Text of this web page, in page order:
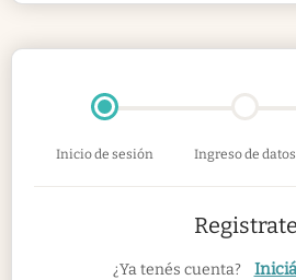
Inicio de sesión Ingreso de datos
Registrate
¿Ya tenés cuenta?